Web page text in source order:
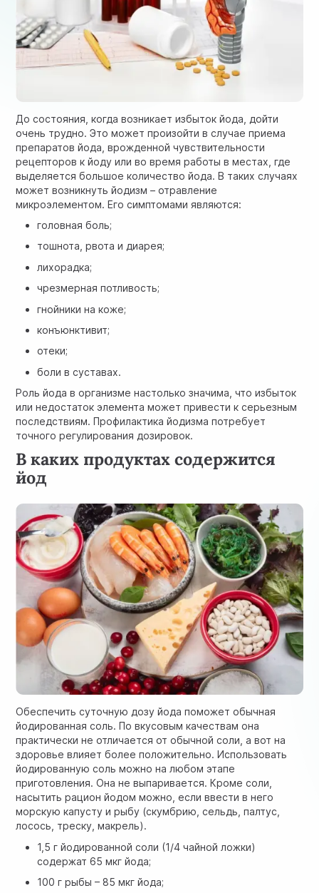
До состояния, когда возникает избыток йода, дойти
очень трудно. Это может произойти в случае приема
препаратов йода, врожденной чувствительности
рецепторов к йоду или во время работы в местах, где
выделяется большое количество йода. В таких случаях
может возникнуть йодизм – отравление
микроэлементом. Его симптомами являются:
головная боль;
тошнота, рвота и диарея;
лихорадка;
чрезмерная потливость;
гнойники на коже;
конъюнктивит;
отеки;
боли в суставах.
Роль йода в организме настолько значима, что избыток
или недостаток элемента может привести к серьезным
последствиям. Профилактика йодизма потребует
точного регулирования дозировок.
В каких продуктах содержится
йод
Обеспечить суточную дозу йода поможет обычная
йодированная соль. По вкусовым качествам она
практически не отличается от обычной соли, а вот на
здоровье влияет более положительно. Использовать
йодированную соль можно на любом этапе
приготовления. Она не выпаривается. Кроме соли,
насытить рацион йодом можно, если ввести в него
морскую капусту и рыбу (скумбрию, сельдь, палтус,
лосось, треску, макрель).
1,5 г йодированной соли (1/4 чайной ложки)
содержат 65 мкг йода;
100 г рыбы – 85 мкг йода;